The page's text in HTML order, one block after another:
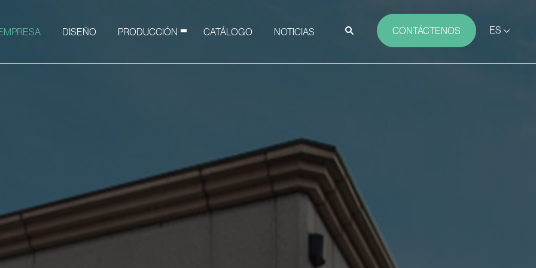
DISEÑO PRODUCCIÓN CATÁLOGO NOTICIAS CONTÁCTENOS ES